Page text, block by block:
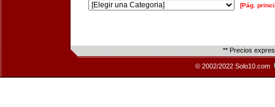
[Pág.
** Precios
© 2002/2022 Solo10.com